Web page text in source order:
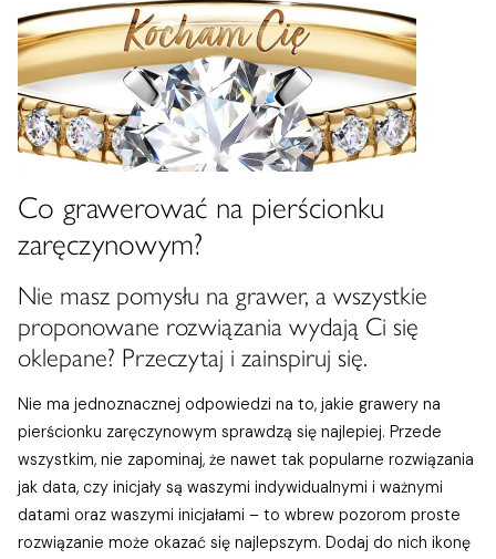
Co grawerować na pierścionku
zaręczynowym?
Nie masz pomysłu na grawer, a wszystkie
proponowane rozwiązania wydają Ci się
oklepane? Przeczytaj i zainspiruj się.
Nie ma jednoznacznej odpowiedzi na to, jakie grawery na
pierścionku zaręczynowym sprawdzą się najlepiej. Przede
wszystkim, nie zapominaj, że nawet tak popularne rozwiązania
jak data, czy inicjały są waszymi indywidualnymi i ważnymi
datami oraz waszymi inicjałami – to wbrew pozorom proste
rozwiązanie może okazać się najlepszym. Dodaj do nich ikonę